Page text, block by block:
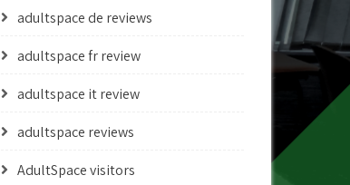
adultspace de reviews
adultspace fr review
adultspace it review
adultspace reviews
AdultSpace visitors